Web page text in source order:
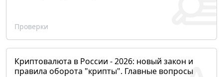
Проверки
Криптовалюта в России - 2026: новый закон и
правила оборота "крипты". Главные вопросы